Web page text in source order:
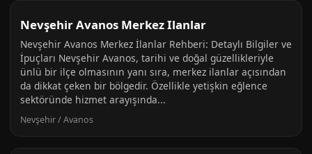
Nevşehir Avanos Merkez Ilanlar
Nevşehir Avanos Merkez İlanlar Rehberi: Detaylı Bilgiler ve
İpuçları Nevşehir Avanos, tarihi ve doğal güzellikleriyle
ünlü bir ilçe olmasının yanı sıra, merkez ilanlar açısından
da dikkat çeken bir bölgedir. Özellikle yetişkin eğlence
sektöründe hizmet arayışında...
Nevşehir / Avanos